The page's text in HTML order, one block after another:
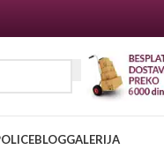
BLOGGALERIJA